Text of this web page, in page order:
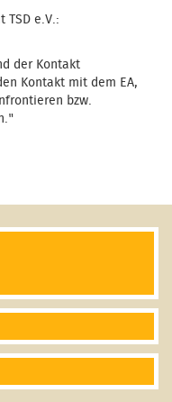
TSD e.V.:
der Kontakt
Kontakt mit dem EA,
bzw.